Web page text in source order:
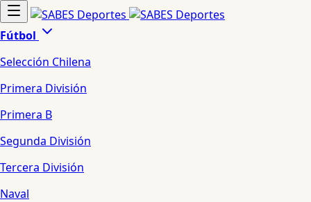
Fútbol
Selección Chilena
Primera División
Primera B
Segunda División
Tercera División
Naval